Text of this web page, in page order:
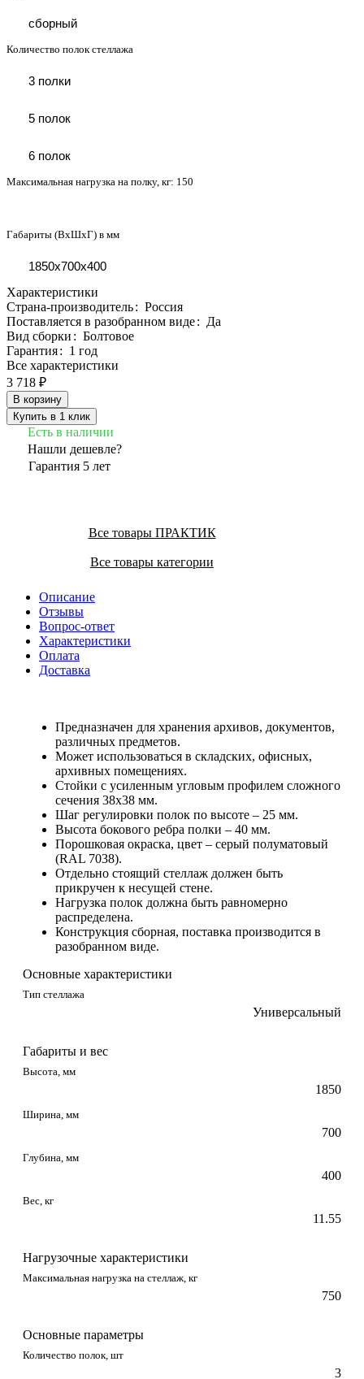
сборный
Количество полок стеллажа
3 полки
5 полок
6 полок
Максимальная нагрузка на полку, кг: 150
Габариты (ВхШхГ) в мм
1850х700х400
Характеристики
Страна-производитель: Россия
Поставляется в разобранном виде: Да
Вид сборки : Болтовое
Гарантия: 1 год
Все характеристики
3 718 ₽
В корзину
Купить в 1 клик
Есть в наличии
Нашли дешевле?
Гарантия 5 лет
Все товары ПРАКТИК
Все товары категории
Описание
Отзывы
Вопрос-ответ
Характеристики
Оплата
Доставка
Предназначен для хранения архивов, документов,
различных предметов.
Может использоваться в складских, офисных,
архивных помещениях.
Стойки с усиленным угловым профилем сложного
сечения 38х38 мм.
Шаг регулировки полок по высоте – 25 мм.
Высота бокового ребра полки – 40 мм.
Порошковая окраска, цвет – серый полуматовый
(RAL 7038).
Отдельно стоящий стеллаж должен быть
прикручен к несущей стене.
Нагрузка полок должна быть равномерно
распределена.
Конструкция сборная, поставка производится в
разобранном виде.
Основные характеристики
Тип стеллажа
Универсальный
Габариты и вес
Высота, мм
1850
Ширина, мм
700
Глубина, мм
400
Вес, кг
11.55
Нагрузочные характеристики
Максимальная нагрузка на стеллаж, кг
750
Основные параметры
Количество полок, шт
3